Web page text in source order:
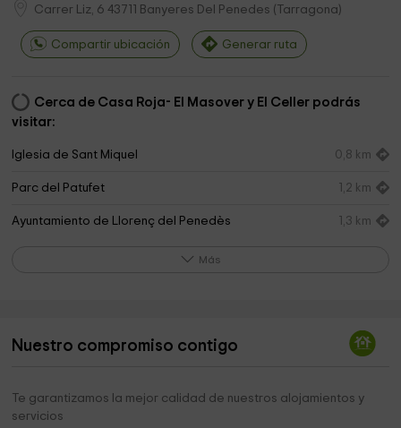
Carrer Liz, 6 43711 Banyeres Del Penedes ( Tarragona)
Compartir ubicación Generar ruta
Cerca de Casa Roja- El Masover y El Celler podrás
visitar:
Iglesia de Sant Miquel 0,8 km
Parc del Patufet 1,2 km
Ayuntamiento de Llorenç del Penedès 1,3 km
Parroquia Santa Eulalia 1,4 km
Parc infantil del Priorat de Banyeres
Más
Nuestro compromiso contigo
Te garantizamos la mejor calidad de nuestros alojamientos y
servicios